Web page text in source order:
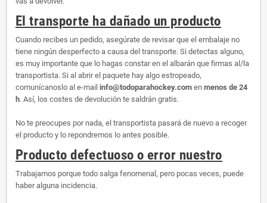
El transporte ha dañado un producto
Cuando recibes un pedido, asegúrate de revisar que el embalaje no
tiene ningún desperfecto a causa del transporte. Si detectas alguno,
es muy importante que lo hagas constar en el albarán que firmas al/la
transportista. Si al abrir el paquete hay algo estropeado,
comunícanoslo al e-mail info@todoparahockey.com en menos de 24
h. Así, los costes de devolución te saldrán gratis.
No te preocupes por nada, el transportista pasará de nuevo a recoger
el producto y lo repondremos lo antes posible.
Producto defectuoso o error nuestro
Trabajamos porque todo salga fenomenal, pero pocas veces, puede
haber alguna incidencia.